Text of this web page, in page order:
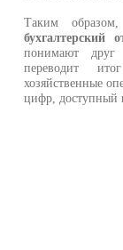
Таким
бухгалтерский
понимают друг
переводит
хозяйственные
цифр, доступный